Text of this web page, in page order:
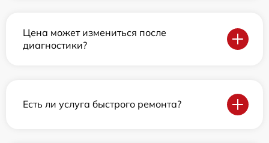
Цена может измениться после
диагностики?
Есть ли услуга быстрого ремонта?